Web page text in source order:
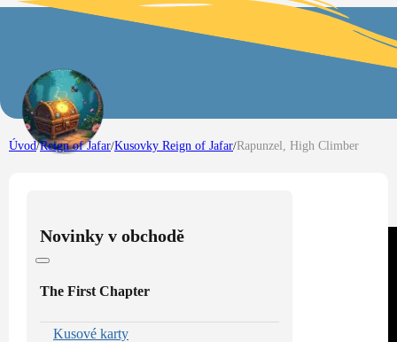
Úvod/Reign of Jafar/Kusovky Reign of Jafar/Rapunzel, High Climber
Novinky v obchodě
The First Chapter
Kusové karty